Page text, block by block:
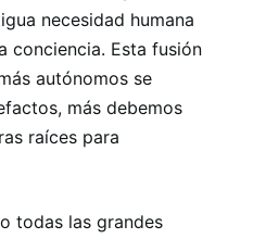
necesidad humana
conciencia. Esta fusión
autónomos se
más debemos
raíces para
todas las grandes